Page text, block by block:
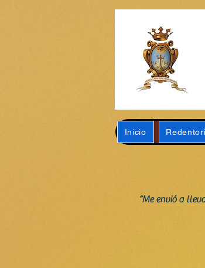
Inicio
“Me envió a